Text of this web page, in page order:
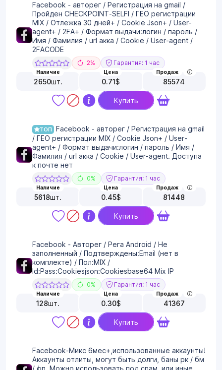
Facebook - авторег / Регистрация на gmail /
Пройден CHECKPOINT-SELFI / ГЕО регистрации
MIX / Отлежка 30 дней+ / Cookie Json+ / User-
agent+ / 2FA+ / Формат выдачи:логин / пароль /
Имя / Фамилия / url акка / Cookie / User-agent /
2FACODE
2% Гарантия: 1 час
Наличие
2650шт.
Цена
0.71$
Продаж
85574
Купить
ТОП
Facebook - авторег / Регистрация на gmail
/ ГЕО регистрации MIX / Cookie Json+ / User-
agent+ / Формат выдачи:логин / пароль / Имя /
Фамилия / url акка / Cookie / User-agent. Доступа
к почте нет
0% Гарантия: 1 час
Наличие
5618шт.
Цена
0.45$
Продаж
81448
Купить
Facebook - Авторег / Рега Android / Не
заполненный / Подтверждены:Email (нет в
комплекте) / Пол:MIX /
Id:Pass:Cookiesjson:Cookiesbase64 Mix IP
0% Гарантия: 1 час
Наличие
128шт.
Цена
0.30$
Продаж
41367
Купить
Facebook-Микс 6мес+,использованные аккаунты!
Аккаунты отлиты, могут быть долги, баны рк / бм